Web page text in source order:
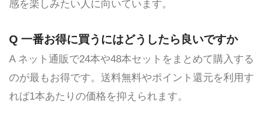
感を楽しみたい人に向いています。
Q 一番お得に買うにはどうしたら良いですか
A ネット通販で24本や48本セットをまとめて購入する
のが最もお得です。送料無料やポイント還元を利用す
れば1本あたりの価格を抑えられます。